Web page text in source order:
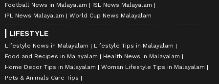
Football News in Malayalam
ISL News Malayalam
IPL News Malayalam
World Cup News Malayalam
LIFESTYLE
Lifestyle News in Malayalam
Lifestyle Tips in Malayalam
Food and Recipes in Malayalam
Health News in Malayalam
Home Decor Tips in Malayalam
Woman Lifestyle Tips in Malayalam
Pets & Animals Care Tips